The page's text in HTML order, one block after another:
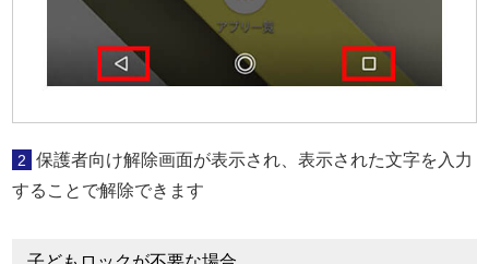
2
保護者向け解除画面が表示され、表示された文字を入力
することで解除できます